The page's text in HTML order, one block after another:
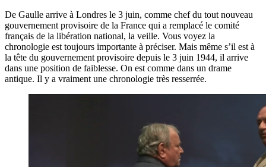
De Gaulle arrive à Londres le 3 juin, comme chef du tout nouveau
gouvernement provisoire de la France qui a remplacé le comité
français de la libération national, la veille. Vous voyez la
chronologie est toujours importante à préciser. Mais même s’il est à
la tête du gouvernement provisoire depuis le 3 juin 1944, il arrive
dans une position de faiblesse. On est comme dans un drame
antique. Il y a vraiment une chronologie très resserrée.